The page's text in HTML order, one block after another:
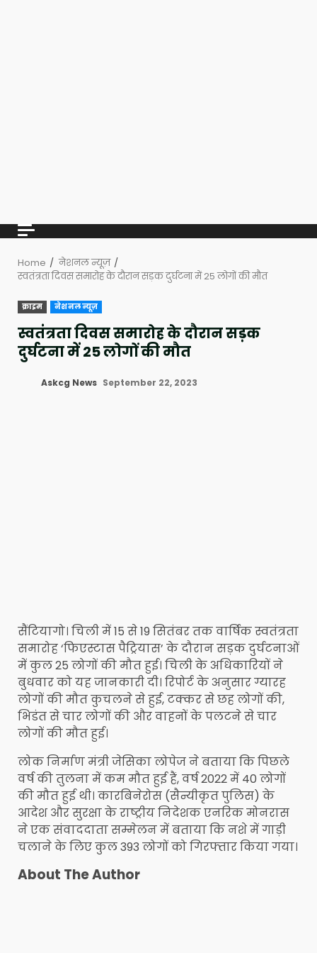
Home
नेशनल न्यूज़
स्वतंत्रता दिवस समारोह के दौरान सड़क दुर्घटना में 25 लोगों की मौत
क्राइम नेशनल न्यूज़
स्वतंत्रता दिवस समारोह के दौरान सड़क
दुर्घटना में 25 लोगों की मौत
Askcg News September 22, 2023
सैंटियागो। चिली में 15 से 19 सितंबर तक वार्षिक स्वतंत्रता
समारोह ‘फिएस्टास पैट्रियास’ के दौरान सड़क दुर्घटनाओं
में कुल 25 लोगों की मौत हुई। चिली के अधिकारियों ने
बुधवार को यह जानकारी दी। रिपोर्ट के अनुसार ग्यारह
लोगों की मौत कुचलने से हुई, टक्कर से छह लोगों की,
भिडंत से चार लोगों की और वाहनों के पलटने से चार
लोगों की मौत हुई।
लोक निर्माण मंत्री जेसिका लोपेज ने बताया कि पिछले
वर्ष की तुलना में कम मौत हुई हैं, वर्ष 2022 में 40 लोगों
की मौत हुई थी। कारबिनेरोस (सैन्यीकृत पुलिस) के
आदेश और सुरक्षा के राष्ट्रीय निदेशक एनरिक मोनरास
ने एक संवाददाता सम्मेलन में बताया कि नशे में गाड़ी
चलाने के लिए कुल 393 लोगों को गिरफ्तार किया गया।
About The Author